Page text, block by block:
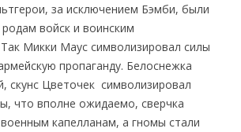
за исключением Бэмби, были
войск и воинским
Микки Маус символизировал силы
пропаганду. Белоснежка
скунс Цветочек символизировал
что вполне ожидаемо, сверчка
капелланам, а гномы стали